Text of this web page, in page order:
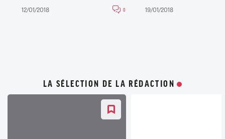
12/01/2018 0 19/01/2018
LA SÉLECTION DE LA RÉDACTION